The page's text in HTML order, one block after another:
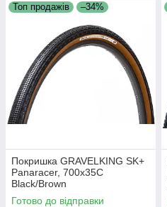
Топ продажів –34%
Покришка GRAVELKING SK+
Panaracer, 700x35C
Black/Brown
Готово до відправки